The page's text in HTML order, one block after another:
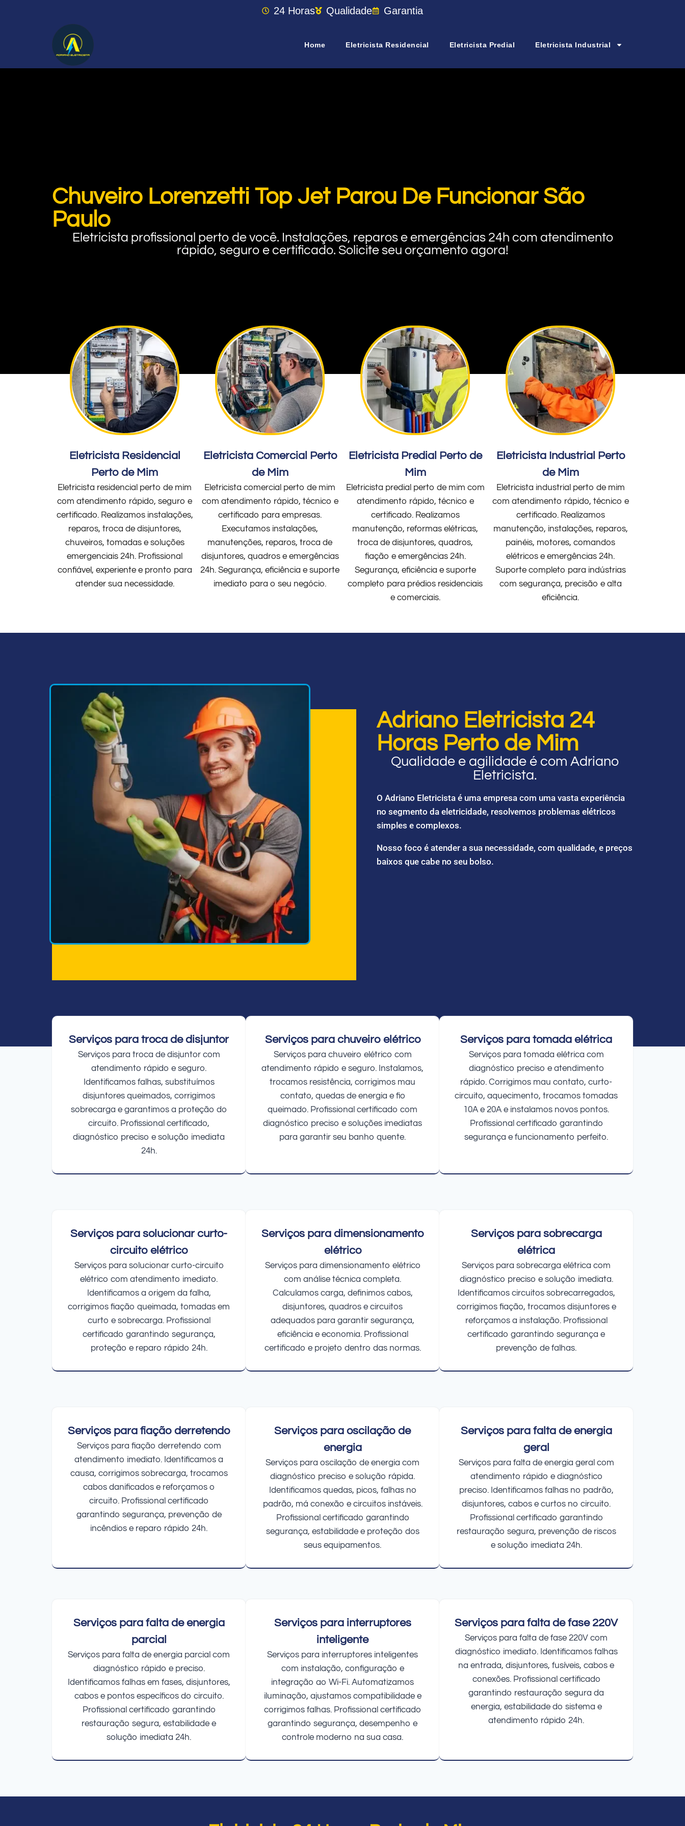
24 Horas Qualidade Garantia
Home Eletricista Residencial Eletricista Predial Eletricista Industrial
Chuveiro Lorenzetti Top Jet Parou De Funcionar São
Paulo
Eletricista profissional perto de você. Instalações, reparos e emergências 24h com atendimento
rápido, seguro e certificado. Solicite seu orçamento agora!
Eletricista Residencial
Perto de Mim
Eletricista residencial perto de mim
com atendimento rápido, seguro e
certificado. Realizamos instalações,
reparos, troca de disjuntores,
chuveiros, tomadas e soluções
emergenciais 24h. Profissional
confiável, experiente e pronto para
atender sua necessidade.
Eletricista Comercial Perto
de Mim
Eletricista comercial perto de mim
com atendimento rápido, técnico e
certificado para empresas.
Executamos instalações,
manutenções, reparos, troca de
disjuntores, quadros e emergências
24h. Segurança, eficiência e suporte
imediato para o seu negócio.
Eletricista Predial Perto de
Mim
Eletricista predial perto de mim com
atendimento rápido, técnico e
certificado. Realizamos
manutenção, reformas elétricas,
troca de disjuntores, quadros,
fiação e emergências 24h.
Segurança, eficiência e suporte
completo para prédios residenciais
e comerciais.
Eletricista Industrial Perto
de Mim
Eletricista industrial perto de mim
com atendimento rápido, técnico e
certificado. Realizamos
manutenção, instalações, reparos,
painéis, motores, comandos
elétricos e emergências 24h.
Suporte completo para indústrias
com segurança, precisão e alta
eficiência.
Adriano Eletricista 24
Horas Perto de Mim
Qualidade e agilidade é com Adriano
Eletricista.
O Adriano Eletricista é uma empresa com uma vasta experiência
no segmento da eletricidade, resolvemos problemas elétricos
simples e complexos.
Nosso foco é atender a sua necessidade, com qualidade, e preços
baixos que cabe no seu bolso.
Serviços para troca de disjuntor
Serviços para troca de disjuntor com
atendimento rápido e seguro.
Identificamos falhas, substituímos
disjuntores queimados, corrigimos
sobrecarga e garantimos a proteção do
circuito. Profissional certificado,
diagnóstico preciso e solução imediata
24h.
Serviços para chuveiro elétrico
Serviços para chuveiro elétrico com
atendimento rápido e seguro. Instalamos,
trocamos resistência, corrigimos mau
contato, quedas de energia e fio
queimado. Profissional certificado com
diagnóstico preciso e soluções imediatas
para garantir seu banho quente.
Serviços para tomada elétrica
Serviços para tomada elétrica com
diagnóstico preciso e atendimento
rápido. Corrigimos mau contato, curto-
circuito, aquecimento, trocamos tomadas
10A e 20A e instalamos novos pontos.
Profissional certificado garantindo
segurança e funcionamento perfeito.
Serviços para solucionar curto-
circuito elétrico
Serviços para solucionar curto-circuito
elétrico com atendimento imediato.
Identificamos a origem da falha,
corrigimos fiação queimada, tomadas em
curto e sobrecarga. Profissional
certificado garantindo segurança,
proteção e reparo rápido 24h.
Serviços para dimensionamento
elétrico
Serviços para dimensionamento elétrico
com análise técnica completa.
Calculamos carga, definimos cabos,
disjuntores, quadros e circuitos
adequados para garantir segurança,
eficiência e economia. Profissional
certificado e projeto dentro das normas.
Serviços para sobrecarga
elétrica
Serviços para sobrecarga elétrica com
diagnóstico preciso e solução imediata.
Identificamos circuitos sobrecarregados,
corrigimos fiação, trocamos disjuntores e
reforçamos a instalação. Profissional
certificado garantindo segurança e
prevenção de falhas.
Serviços para fiação derretendo
Serviços para fiação derretendo com
atendimento imediato. Identificamos a
causa, corrigimos sobrecarga, trocamos
cabos danificados e reforçamos o
circuito. Profissional certificado
garantindo segurança, prevenção de
incêndios e reparo rápido 24h.
Serviços para oscilação de
energia
Serviços para oscilação de energia com
diagnóstico preciso e solução rápida.
Identificamos quedas, picos, falhas no
padrão, má conexão e circuitos instáveis.
Profissional certificado garantindo
segurança, estabilidade e proteção dos
seus equipamentos.
Serviços para falta de energia
geral
Serviços para falta de energia geral com
atendimento rápido e diagnóstico
preciso. Identificamos falhas no padrão,
disjuntores, cabos e curtos no circuito.
Profissional certificado garantindo
restauração segura, prevenção de riscos
e solução imediata 24h.
Serviços para falta de energia
parcial
Serviços para falta de energia parcial com
diagnóstico rápido e preciso.
Identificamos falhas em fases, disjuntores,
cabos e pontos específicos do circuito.
Profissional certificado garantindo
restauração segura, estabilidade e
solução imediata 24h.
Serviços para interruptores
inteligente
Serviços para interruptores inteligentes
com instalação, configuração e
integração ao Wi-Fi. Automatizamos
iluminação, ajustamos compatibilidade e
corrigimos falhas. Profissional certificado
garantindo segurança, desempenho e
controle moderno na sua casa.
Serviços para falta de fase 220V
Serviços para falta de fase 220V com
diagnóstico imediato. Identificamos falhas
na entrada, disjuntores, fusíveis, cabos e
conexões. Profissional certificado
garantindo restauração segura da
energia, estabilidade do sistema e
atendimento rápido 24h.